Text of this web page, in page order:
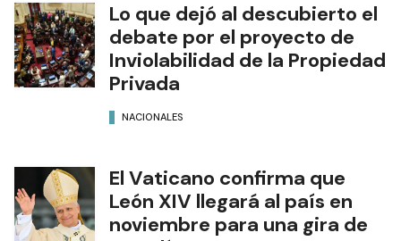
Lo que dejó al descubierto el
debate por el proyecto de
Inviolabilidad de la Propiedad
Privada
NACIONALES
El Vaticano confirma que
León XIV llegará al país en
noviembre para una gira de